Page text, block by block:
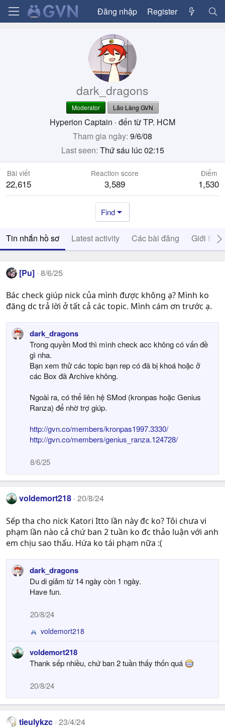
Đăng nhập Register
dark_dragons
Moderator Lão Làng GVN
Hyperion Captain · đến từTP. HCM
Tham gia ngày 9/6/08
Last seen Thứ sáu lúc 02:15
Bài viết
22,615
Reaction score
3,589
Điểm
1,530
Find
Tin nhắn hồ sơ Latest activity Các bài đăng Giới thiệu
[Pu] 8/6/25
Bác check giúp nick của mình được không ạ? Mình ko
đăng dc trả lời ở tất cả các topic. Mình cám ơn trước ạ.
dark_dragons
Trong quyền Mod thì mình check acc không có vấn đề
gì nha.
Bạn xem thử các topic bạn rep có đã bị khoá hoặc ở
các Box đã Archive không.
Ngoài ra, có thể liên hệ SMod (kronpas hoặc Genius
Ranza) để nhờ trợ giúp.
http://gvn.co/members/kronpas1997.3330/
http://gvn.co/members/genius_ranza.124728/
8/6/25
voldemort218 20/8/24
Sếp tha cho nick Katori Itto lần này đc ko? Tôi chưa vi
phạm lần nào cả chứ ban 2 tuần ko đc thảo luận với anh
em chịu sao thấu. Hứa ko tái phạm nữa :(
dark_dragons
Du di giảm từ 14 ngày còn 1 ngày.
Have fun.
20/8/24
R
a
c
o
n
s
:
voldemort218
voldemort218
Thank sếp nhiều, chứ ban 2 tuần thấy thốn quá
20/8/24
tieulykzc 23/4/24